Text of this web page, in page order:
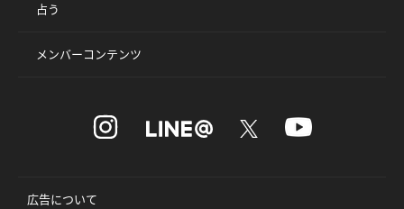
占う
メンバーコンテンツ
広告について